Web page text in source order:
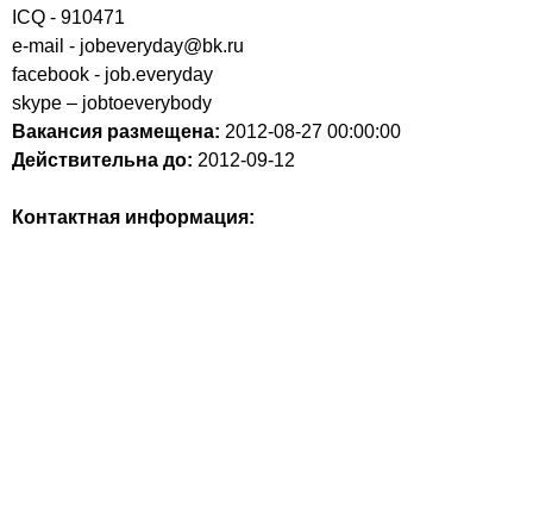
ICQ - 910471
e-mail - jobeveryday@bk.ru
facebook - job.everyday
skype – jobtoeverybody
Вакансия размещена: 2012-08-27 00:00:00
Действительна до: 2012-09-12
Контактная информация: